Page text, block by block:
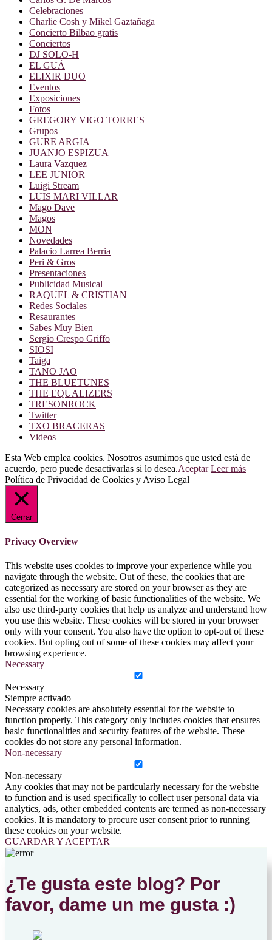
Celebraciones
Charlie Cosh y Mikel Gaztañaga
Concierto Bilbao gratis
Conciertos
DJ SOLO-H
EL GUÁ
ELIXIR DUO
Eventos
Exposiciones
Fotos
GREGORY VIGO TORRES
Grupos
GURE ARGIA
JUANJO ESPIZUA
Laura Vazquez
LEE JUNIOR
Luigi Stream
LUIS MARI VILLAR
Mago Dave
Magos
MON
Novedades
Palacio Larrea Berria
Peri & Gros
Presentaciones
Publicidad Musical
RAQUEL & CRISTIAN
Redes Sociales
Resaurantes
Sabes Muy Bien
Sergio Crespo Griffo
SIOSI
Taiga
TANO JAO
THE BLUETUNES
THE EQUALIZERS
TRESONROCK
Twitter
TXO BRACERAS
Videos
Esta Web emplea cookies. Nosotros asumimos que usted está de
acuerdo, pero puede desactivarlas si lo desea.Aceptar Leer más
Política de Privacidad de Cookies y Aviso Legal
Cerrar
Privacy Overview
This website uses cookies to improve your experience while you
navigate through the website. Out of these, the cookies that are
categorized as necessary are stored on your browser as they are
essential for the working of basic functionalities of the website. We
also use third-party cookies that help us analyze and understand how
you use this website. These cookies will be stored in your browser
only with your consent. You also have the option to opt-out of these
cookies. But opting out of some of these cookies may affect your
browsing experience.
Necessary
Necessary
Siempre activado
Necessary cookies are absolutely essential for the website to
function properly. This category only includes cookies that ensures
basic functionalities and security features of the website. These
cookies do not store any personal information.
Non-necessary
Non-necessary
Any cookies that may not be particularly necessary for the website
to function and is used specifically to collect user personal data via
analytics, ads, other embedded contents are termed as non-necessary
cookies. It is mandatory to procure user consent prior to running
these cookies on your website.
GUARDAR Y ACEPTAR
¿Te gusta este blog? Por
favor, dame un me gusta :)